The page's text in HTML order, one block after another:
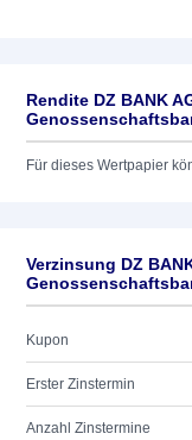
Rendite DZ BANK
Für dieses Wertpapier
Verzinsung DZ
Kupon
Erster Zinstermin
Anzahl Zinstermine